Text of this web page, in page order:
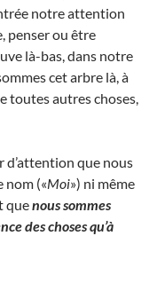
notre attention
penser ou être
là-bas, dans notre
cet arbre là, à
toutes autres choses,
d’attention que nous
nom («Moi») ni même
quenous sommes
des choses qu’à